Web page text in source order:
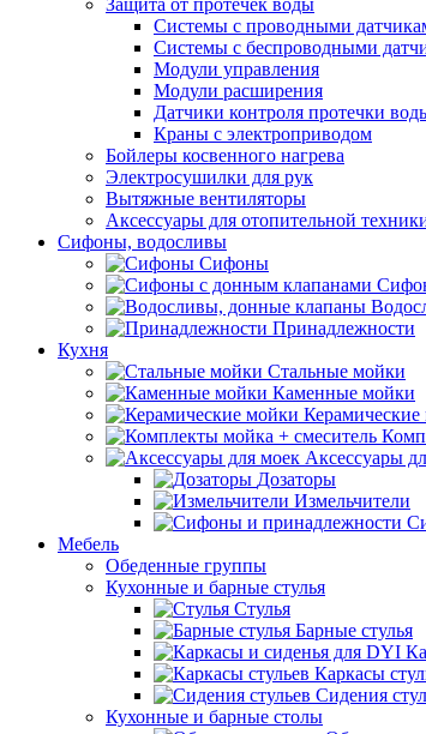
Защита от протечек воды
Системы с проводными
Системы с беспроводными
Модули управления
Модули расширения
Датчики контроля протечки
Краны с электроприводом
Бойлеры косвенного нагрева
Электросушилки для рук
Вытяжные вентиляторы
Аксессуары для отопительной
Сифоны, водосливы
Сифоны
Принадлежности
Кухня
Стальные мойки
Каменные мойки
Аксессуары
Дозаторы
Измельчители
Мебель
Обеденные группы
Кухонные и барные стулья
Стулья
Барные стулья
Каркасы
Сидения
Кухонные и барные столы